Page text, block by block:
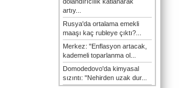
artıy...
Rusya'da ortalama emekli
maaşı kaç rubleye çıktı?...
Merkez: "Enflasyon artacak,
kademeli toparlanma ol...
Domodedovo'da kimyasal
sızıntı: "Nehirden uzak dur...